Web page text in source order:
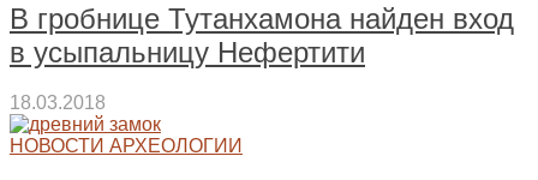
В гробнице Тутанхамона найден вход
в усыпальницу Нефертити
18.03.2018
НОВОСТИ АРХЕОЛОГИИ